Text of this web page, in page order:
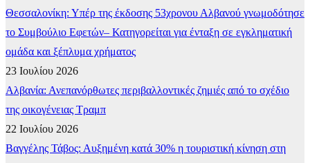
Θεσσαλονίκη: Υπέρ της έκδοσης 53χρονου Αλβανού γνωμοδότησε
το Συμβούλιο Εφετών– Κατηγορείται για ένταξη σε εγκληματική
ομάδα και ξέπλυμα χρήματος
23 Ιουλίου 2026
Αλβανία: Ανεπανόρθωτες περιβαλλοντικές ζημιές από το σχέδιο
της οικογένειας Τραμπ
22 Ιουλίου 2026
Βαγγέλης Τάβος: Αυξημένη κατά 30% η τουριστική κίνηση στη